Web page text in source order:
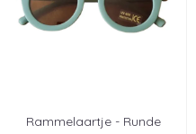
Rammelaartje - Runde